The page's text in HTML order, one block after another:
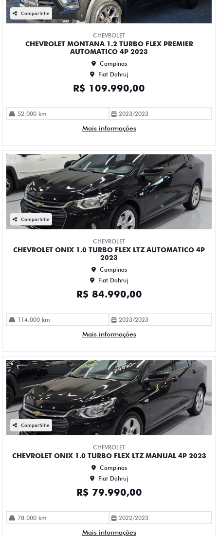
CHEVROLET ONIX 1.0 TURBO FLEX LTZ AUTOMATICO 4P
2023
Campinas
Fiat Dahruj
R$ 84.990,00
2023/2023
Mais informações
Compartilhe
CHEVROLET
CHEVROLET ONIX 1.0 TURBO FLEX LTZ MANUAL 4P 2023
Campinas
Fiat Dahruj
R$ 79.990,00
2022/2023
Mais informações
Compartilhe
CHEVROLET
CHEVROLET ONIX 1.0 TURBO FLEX PLUS LTZ AUTOMATICO
4P 2023
Campinas
Fiat Dahruj
R$ 75.990,00
2022/2023
Mais informações